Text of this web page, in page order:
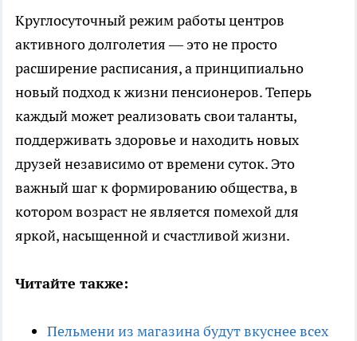
Круглосуточный режим работы центров
активного долголетия — это не просто
расширение расписания, а принципиально
новый подход к жизни пенсионеров. Теперь
каждый может реализовать свои таланты,
поддерживать здоровье и находить новых
друзей независимо от времени суток. Это
важный шаг к формированию общества, в
котором возраст не является помехой для
яркой, насыщенной и счастливой жизни.
Читайте также:
Пельмени из магазина будут вкуснее всех